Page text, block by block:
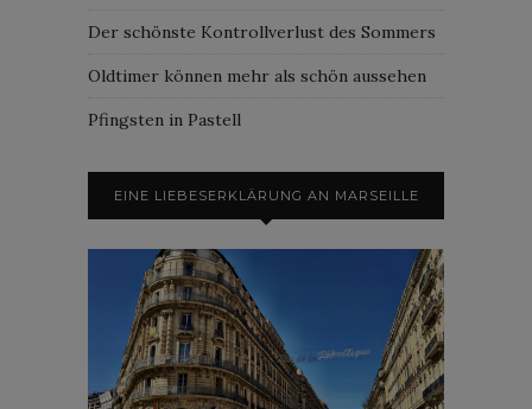
Der schönste Kontrollverlust des Sommers
Oldtimer können mehr als schön aussehen
Pfingsten in Pastell
EINE LIEBESERKLÄRUNG AN MARSEILLE